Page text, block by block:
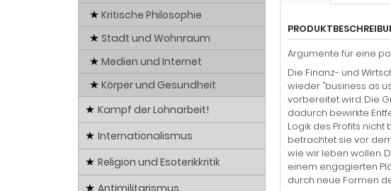
Argumente für eine
Die Finanz- und
wieder "business as
vorbereitet wird. Die
dadurch bewirkte
Logik des Profits
betrachtet sie vor
wie wir leben wollen.
einem engagierten
durch neue Formen
Kritische Philosophie
Stadt und Wohnraum
Medien und Internet
Körper und Gesundheit
Kampf der Lohnarbeit!
Internationalismus
Religion und Esoterikkritik